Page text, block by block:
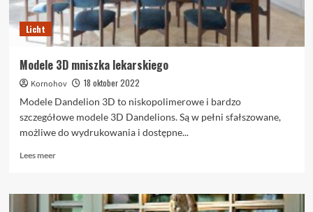
Licht
Modele 3D mniszka lekarskiego
Kornohov
18 oktober 2022
Modele Dandelion 3D to niskopolimerowe i bardzo
szczegółowe modele 3D Dandelions. Są w pełni sfałszowane,
możliwe do wydrukowania i dostępne...
Lees meerLees
Modele
3D